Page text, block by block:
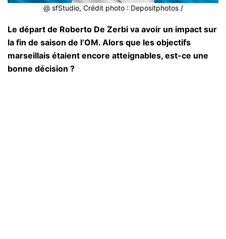
@ sfStudio, Crédit photo : Depositphotos /
Le départ de Roberto De Zerbi va avoir un impact sur
la fin de saison de l’OM. Alors que les objectifs
marseillais étaient encore atteignables, est-ce une
bonne décision ?